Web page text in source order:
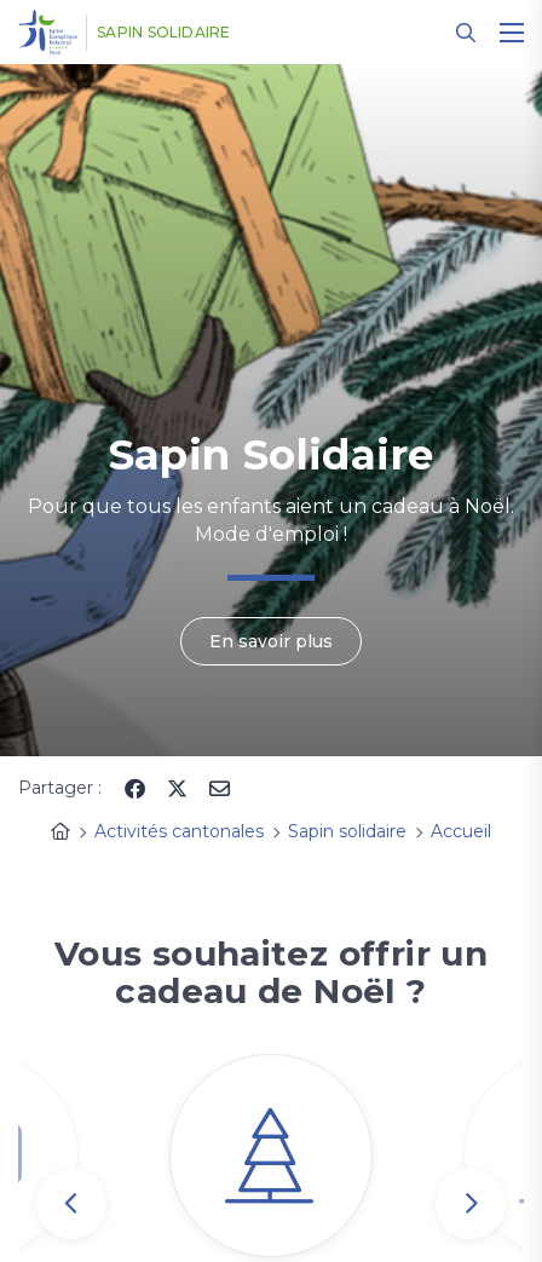
SAPIN SOLIDAIRE
Sapin Solidaire
Pour que tous les enfants aient un cadeau à Noël.
Mode d'emploi !
En savoir plus
Partager :
Activités cantonales
Sapin solidaire Accueil
Vous souhaitez offrir un
cadeau de Noël ?
Panneau de gestion des cookies